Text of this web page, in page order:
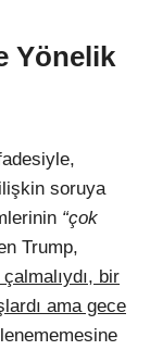
Yönelik
soruya
“çok
Trump,
bir
ama gece